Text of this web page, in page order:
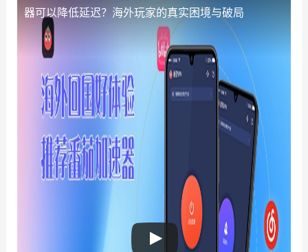
器可以降低延迟？海外玩家的真实困境与破局